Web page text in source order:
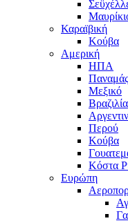
Καραϊβική
Κούβα
Αμερική
ΗΠΑ
Παναμάς
Μεξικό
Βραζιλία
Περού
Κούβα
Κόστα
Ευρώπη